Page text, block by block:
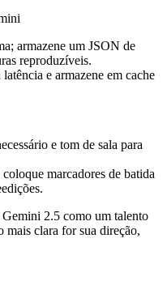
armazene um JSON de
reproduzíveis.
e armazene em cache
e tom de sala para
marcadores de batida
2.5 como um talento
mais clara for sua direção,